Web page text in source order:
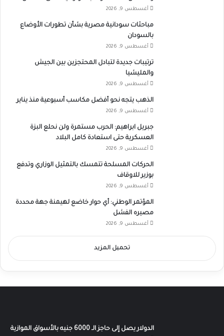
أغسطس 9, 2026
مباحثات سودانية مصرية بشأن تطورات الأوضاع
بالسودان
أغسطس 9, 2026
ترتيبات جديدة لتبادل المحتجزين بين الجيش
والمليشيا
أغسطس 9, 2026
الذهب يتجه نحو أفضل مكاسب أسبوعية منذ يناير
أغسطس 9, 2026
جبريل ابراهيم: الحرب مستمرة ولن نحلع البزة
العسكرية حتى استعادة كامل البلاد
أغسطس 9, 2026
الحركات المسلحة تتمسك بالتمثيل الوزاري وتدفع
بوزير للاوقاف
أغسطس 9, 2026
المؤتمر الوطني: أي حوار خاضع لهيمنة جهة محددة
مصيره الفشل
أغسطس 9, 2026
تحميل المزيد
الدولار يصل إلى حاجز الـ 6000 جنيه بالأسواق الموازية